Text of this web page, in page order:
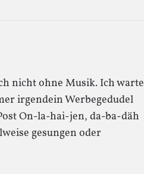
nicht ohne Musik. Ich warte
irgendein Werbegedudel
On-la-hai-jen, da-ba-däh
gesungen oder